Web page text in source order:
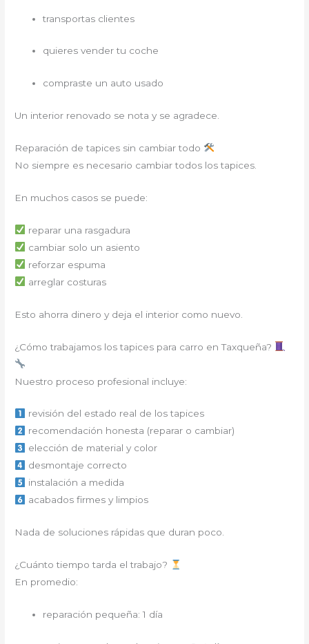
transportas clientes
quieres vender tu coche
compraste un auto usado
Un interior renovado se nota y se agradece.
Reparación de tapices sin cambiar todo
No siempre es necesario cambiar todos los tapices.
En muchos casos se puede:
reparar una rasgadura
cambiar solo un asiento
reforzar espuma
arreglar costuras
Esto ahorra dinero y deja el interior como nuevo.
¿Cómo trabajamos los tapices para carro en Taxqueña?
Nuestro proceso profesional incluye:
revisión del estado real de los tapices
recomendación honesta (reparar o cambiar)
elección de material y color
desmontaje correcto
instalación a medida
acabados firmes y limpios
Nada de soluciones rápidas que duran poco.
¿Cuánto tiempo tarda el trabajo?
En promedio:
reparación pequeña: 1 día